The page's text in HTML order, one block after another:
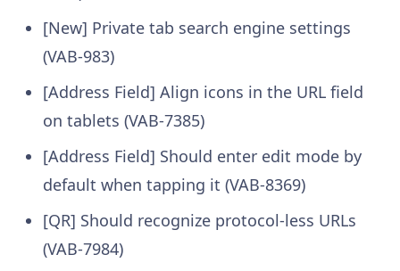
[New] Private tab search engine settings
(VAB-983)
[Address Field] Align icons in the URL field
on tablets (VAB-7385)
[Address Field] Should enter edit mode by
default when tapping it (VAB-8369)
[QR] Should recognize protocol-less URLs
(VAB-7984)